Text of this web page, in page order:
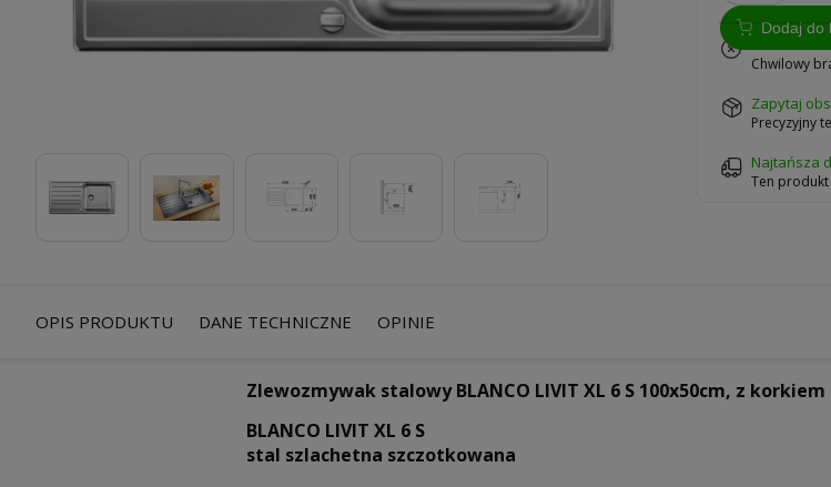
Dodaj do
Chwilowy
zapytaj
Precyzyjny
Najtańsza
Ten
OPIS PRODUKTU DANE TECHNICZNE OPINIE
Zlewozmywak stalowy BLANCO LIVIT XL 6 S 100x50cm, z
BLANCO LIVIT XL 6 S
stal szlachetna szczotkowana